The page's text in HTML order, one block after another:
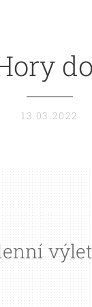
13.03.2022